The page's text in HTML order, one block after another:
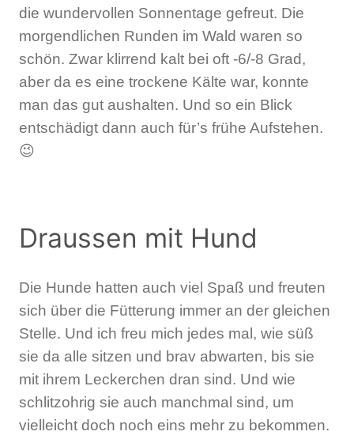
die wundervollen Sonnentage gefreut. Die
morgendlichen Runden im Wald waren so
schön. Zwar klirrend kalt bei oft -6/-8 Grad,
aber da es eine trockene Kälte war, konnte
man das gut aushalten. Und so ein Blick
entschädigt dann auch für’s frühe Aufstehen.
😉
Draussen mit Hund
Die Hunde hatten auch viel Spaß und freuten
sich über die Fütterung immer an der gleichen
Stelle. Und ich freu mich jedes mal, wie süß
sie da alle sitzen und brav abwarten, bis sie
mit ihrem Leckerchen dran sind. Und wie
schlitzohrig sie auch manchmal sind, um
vielleicht doch noch eins mehr zu bekommen.